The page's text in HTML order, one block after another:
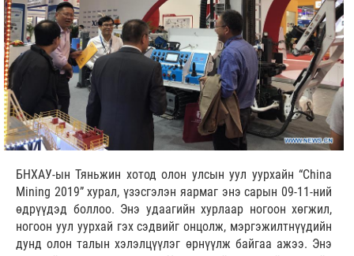
БНХАУ-ын Тяньжин хотод олон улсын уул уурхайн “China
Mining 2019” хурал, үзэсгэлэн яармаг энэ сарын 09-11-ний
өдрүүдэд боллоо. Энэ удаагийн хурлаар ногоон хөгжил,
ногоон уул уурхай гэх сэдвийг онцолж, мэргэжилтнүүдийн
дунд олон талын хэлэлцүүлэг өрнүүлж байгаа ажээ. Энэ